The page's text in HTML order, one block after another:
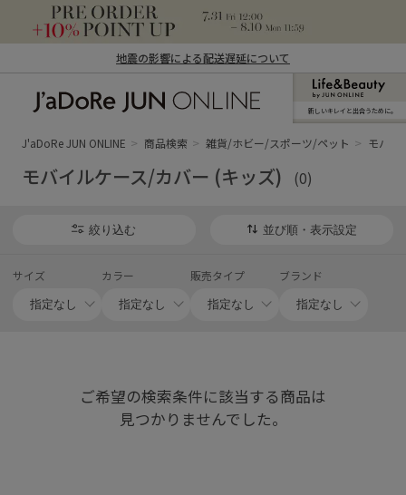
地震の影響による配送遅延について
ン オンライン）
新しいキレイと出合うために。
J'aDoRe JUN ONLINE 商品検索 雑貨/ホビー/スポーツ/ペット モバイ
モバイルケース/カバー (キッズ) (0)
絞り込む 並び順・表示設定
サイズ カラー 販売タイプ ブランド
ご希望の検索条件に該当する商品は
見つかりませんでした。